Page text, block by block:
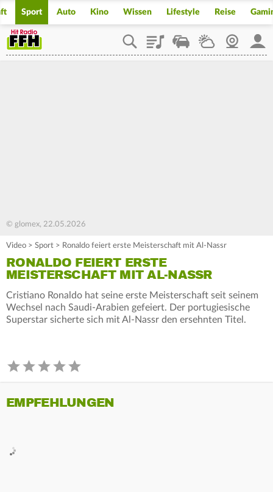
Sport Auto Kino Wissen Lifestyle Reise
PlaylistStaupilotWetterWebcam
© glomex, 22.05.2026
Video > Sport > Ronaldo feiert erste Meisterschaft mit Al-Nassr
RONALDO FEIERT ERSTE
MEISTERSCHAFT MIT AL-NASSR
Cristiano Ronaldo hat seine erste Meisterschaft seit seinem
Wechsel nach Saudi-Arabien gefeiert. Der portugiesische
Superstar sicherte sich mit Al-Nassr den ersehnten Titel.
EMPFEHLUNGEN